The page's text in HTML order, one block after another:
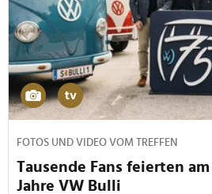
FOTOS UND VIDEO VOM TREFFEN
Tausende Fans feierten
Jahre VW Bulli